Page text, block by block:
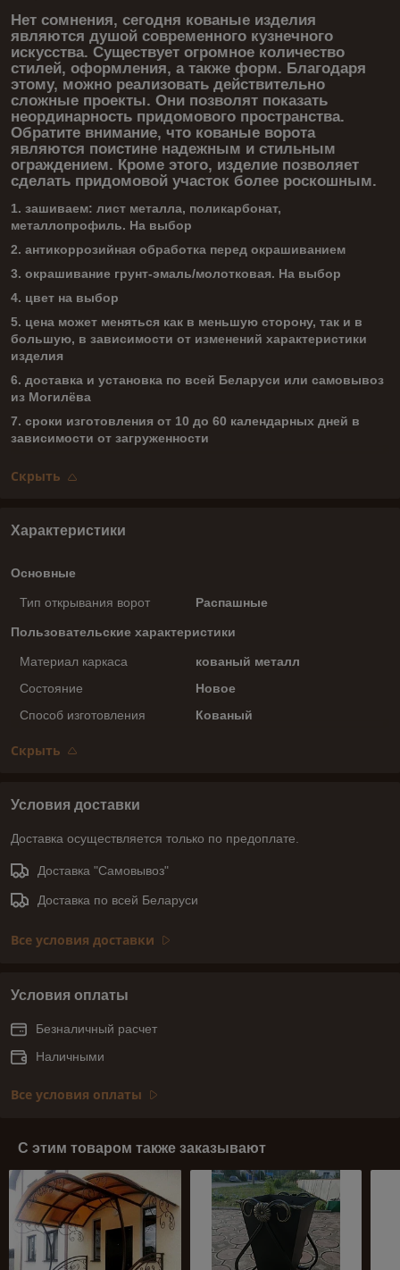
Нет сомнения, сегодня кованые изделия
являются душой современного кузнечного
искусства. Существует огромное количество
стилей, оформления, а также форм. Благодаря
этому, можно реализовать действительно
сложные проекты. Они позволят показать
неординарность придомового пространства.
Обратите внимание, что кованые ворота
являются поистине надежным и стильным
ограждением. Кроме этого, изделие позволяет
сделать придомовой участок более роскошным.
1. зашиваем: лист металла, поликарбонат,
металлопрофиль. На выбор
2. антикоррозийная обработка перед окрашиванием
3. окрашивание грунт-эмаль/молотковая. На выбор
4. цвет на выбор
5. цена может меняться как в меньшую сторону, так и в
большую, в зависимости от изменений характеристики
изделия
6. доставка и установка по всей Беларуси или самовывоз
из Могилёва
7. сроки изготовления от 10 до 60 календарных дней в
зависимости от загруженности
Скрыть
Характеристики
Основные
Тип открывания ворот Распашные
Пользовательские характеристики
Материал каркаса
кованый металл
Состояние
Новое
Способ изготовления
Кованый
Скрыть
Условия доставки
Доставка осуществляется только по предоплате.
Доставка "Самовывоз"
Доставка по всей Беларуси
Все условия доставки
Условия оплаты
Безналичный расчет
Наличными
Все условия оплаты
С этим товаром также заказывают